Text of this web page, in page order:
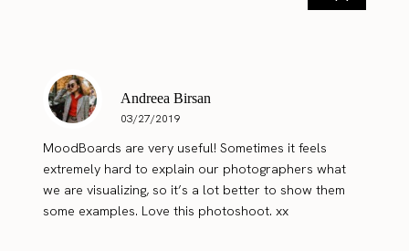
Andreea Birsan
03/27/2019
MoodBoards are very useful! Sometimes it feels
extremely hard to explain our photographers what
we are visualizing, so it’s a lot better to show them
some examples. Love this photoshoot. xx